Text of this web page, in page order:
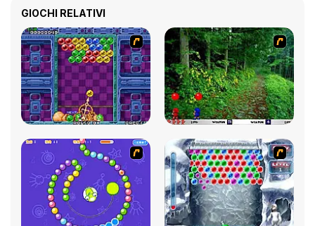
GIOCHI RELATIVI